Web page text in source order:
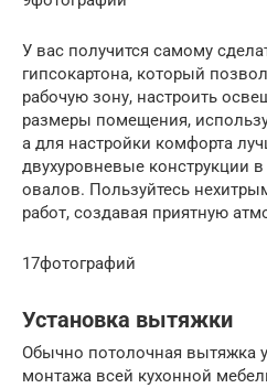
У вас получится самому
гипсокартона, который
рабочую зону, настроить
размеры помещения,
а для настройки комфорта
двухуровневые конструкции
овалов. Пользуйтесь
работ, создавая приятную
17фотографий
Установка вытяжки
Обычно потолочная вытяжка
монтажа всей кухонной